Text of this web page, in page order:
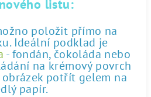
listu:
položit přímo na
Ideální podklad je
- fondán, čokoláda nebo
na krémový povrch
potřít gelem na
papír.